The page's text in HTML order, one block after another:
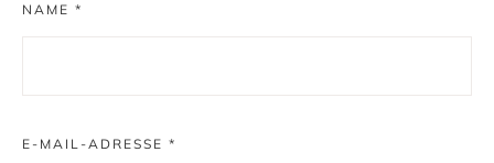
NAME *
E-MAIL-ADRESSE *